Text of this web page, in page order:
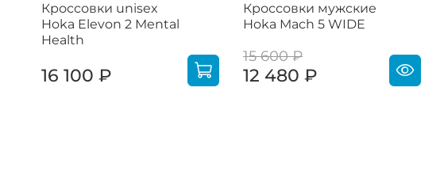
Кроссовки unisex
Hoka Elevon 2 Mental
Health
16 100 ₽
Кроссовки мужские
Hoka Mach 5 WIDE
15 600 ₽
12 480 ₽